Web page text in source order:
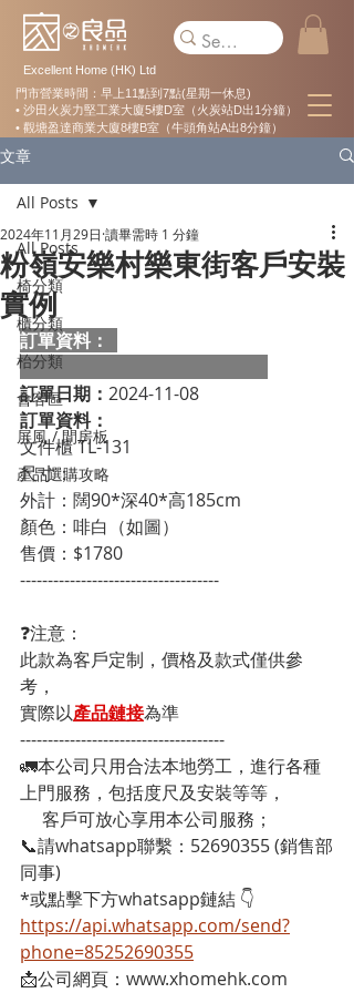
Excellent Home (HK) Ltd
門市營業時間：早上11點到7點(星期一休息)
• 沙田火炭力堅工業大廈5樓D室（火炭站D出1分鐘）
• 觀塘盈達商業大廈8樓B室（牛頭角站A出8分鐘）
文章
All Posts
椅分類
櫃分類
枱分類
會客區
屏風 / 間房板
產品選購攻略
All Posts
粉嶺安樂村樂東街客戶安裝
實例
2024年11月29日 讀畢需時 1 分鐘
訂單資料：
訂單日期： 2024-11-08
訂單資料：
文件櫃 TL-131
尺寸：
外計：闊90*深40*高185cm
顏色：啡白（如圖）
售價：$1780
------------------------------------
❓注意：
此款為客戶定制，價格及款式僅供參
考，
實際以產品鏈接為準
-------------------------------------
🚛本公司只用合法本地勞工，進行各種
上門服務，包括度尺及安裝等等，
     客戶可放心享用本公司服務；
📞請whatsapp聯繫：52690355 (銷售部
同事)
*或點擊下方whatsapp鏈結 👇
https://api.whatsapp.com/send?
phone=85252690355
📩公司網頁：www.xhomehk.com